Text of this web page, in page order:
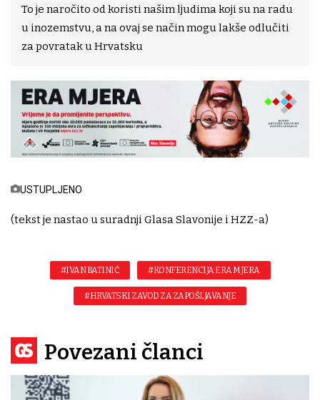
To je naročito od koristi našim ljudima koji su na radu
u inozemstvu, a na ovaj se način mogu lakše odlučiti
za povratak u Hrvatsku
USTUPLJENO
(tekst je nastao u suradnji Glasa Slavonije i HZZ-a)
#IVAN BATINIĆ #KONFERENCIJA ERA MJERA
#HRVATSKI ZAVOD ZA ZAPOŠLJAVANJE
Povezani članci